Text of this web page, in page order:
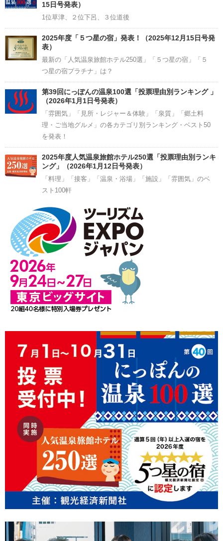
15日号発表）
1位草津、２位下呂、３位道後
2025年度「５つ星の宿」発表！（2025年12月15日号発
表）
最新の「人気温泉旅館ホテル250選」「５つ星の宿」「５
つ星の宿プラチナ」は？
第39回にっぽんの温泉100選「投票理由別ランキング 」
（2026年1月1日号発表）
「雰囲気」「見所・レジャー＆体験」「泉質」「郷土料
理・ご当地グルメ」の各カテゴリ別ランキング・ベスト50
を発表！
2025年度人気温泉旅館ホテル250選「投票理由別ランキ
ング」（2026年1月12日号発表）
「料理」「接客」「温泉・浴場」「施設」「雰囲気」のベ
スト100軒